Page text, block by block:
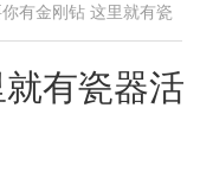
有瓷器活